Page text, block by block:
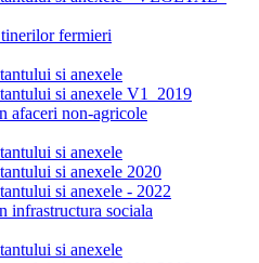
fermieri
si anexele
si anexele V1_2019
afaceri non-agricole
si anexele
si anexele 2020
si anexele - 2022
infrastructura sociala
si anexele